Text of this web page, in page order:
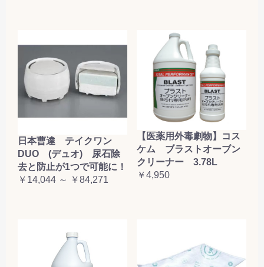
日本曹達 テイクワン
DUO (デュオ) 尿石除
去と防止が1つで可能に！
￥14,044 ～ ￥84,271
【医薬用外毒劇物】コス
ケム ブラストオーブン
クリーナー 3.78L
￥4,950